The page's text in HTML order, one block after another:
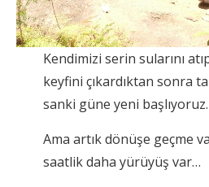
Kendimizi serin sularını
keyfini çıkardıktan sonra
sanki güne yeni
Ama artık dönüşe geçme
saatlik daha yürüyüş var…